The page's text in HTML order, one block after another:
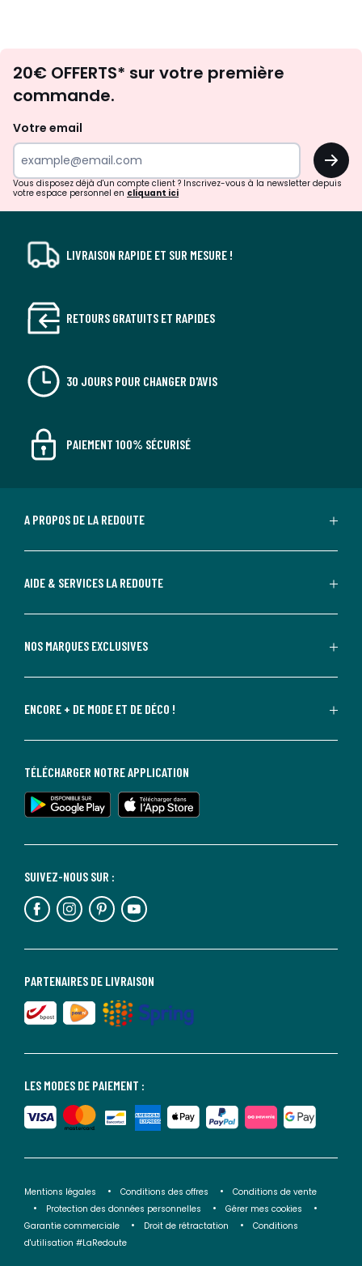
d'inspirations
surprises?
20€ OFFERTS* sur votre première
commande.
Votre email
OK
Vous disposez déjà d'un compte client ? Inscrivez-vous à la newsletter depuis
votre espace personnel en cliquant ici
LIVRAISON RAPIDE ET SUR MESURE !
RETOURS GRATUITS ET RAPIDES
30 JOURS POUR CHANGER D'AVIS
PAIEMENT 100% SÉCURISÉ
A PROPOS DE LA REDOUTE
AIDE & SERVICES LA REDOUTE
NOS MARQUES EXCLUSIVES
ENCORE + DE MODE ET DE DÉCO !
LES MODES DE PAIEMENT :
PARTENAIRES DE LIVRAISON
SUIVEZ-NOUS SUR :
TÉLÉCHARGER NOTRE APPLICATION
Mentions légales Conditions des offres
Conditions de vente
Protection des données personnelles
Gérer mes cookies
Garantie commerciale
Droit de rétractation
Conditions
d'utilisation #LaRedoute